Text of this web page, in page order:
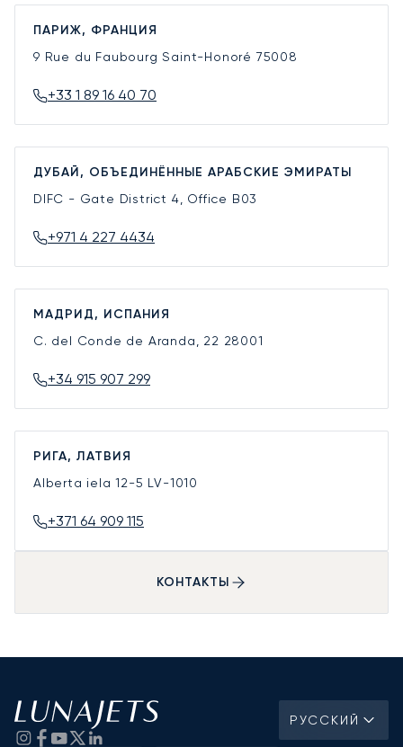
ПАРИЖ, ФРАНЦИЯ
9 Rue du Faubourg Saint-Honoré 75008
+33 1 89 16 40 70
ДУБАЙ, ОБЪЕДИНЁННЫЕ АРАБСКИЕ ЭМИРАТЫ
DIFC - Gate District 4, Office B03
+971 4 227 4434
МАДРИД, ИСПАНИЯ
C. del Conde de Aranda, 22 28001
+34 915 907 299
РИГА, ЛАТВИЯ
Alberta iela 12-5 LV-1010
+371 64 909 115
КОНТАКТЫ
РУССКИЙ